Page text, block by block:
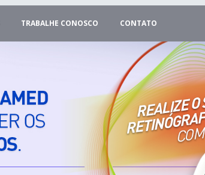
TRABALHE CONOSCO CONTATO